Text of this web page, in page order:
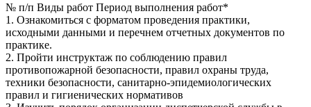
№ п/п Виды работ Период выполнения работ*
1. Ознакомиться с форматом проведения практики,
исходными данными и перечнем отчетных документов по
практике.
2. Пройти инструктаж по соблюдению правил
противопожарной безопасности, правил охраны труда,
техники безопасности, санитарно-эпидемиологических
правил и гигиенических нормативов